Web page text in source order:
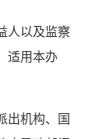
人以及监察
适用本办
出机构、国